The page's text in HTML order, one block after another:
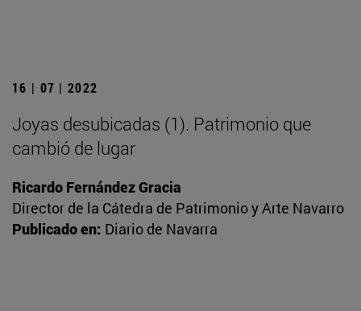
16 | 07 | 2022
Joyas desubicadas (1). Patrimonio que
cambió de lugar
Ricardo Fernández Gracia
Director de la Cátedra de Patrimonio y Arte Navarro
Publicado en: Diario de Navarra